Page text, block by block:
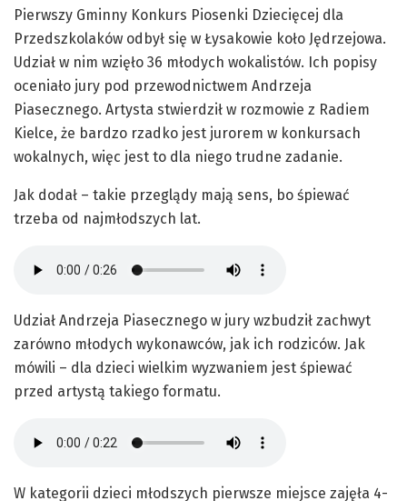
Pierwszy Gminny Konkurs Piosenki Dziecięcej dla
Przedszkolaków odbył się w Łysakowie koło Jędrzejowa.
Udział w nim wzięło 36 młodych wokalistów. Ich popisy
oceniało jury pod przewodnictwem Andrzeja
Piasecznego. Artysta stwierdził w rozmowie z Radiem
Kielce, że bardzo rzadko jest jurorem w konkursach
wokalnych, więc jest to dla niego trudne zadanie.
Jak dodał – takie przeglądy mają sens, bo śpiewać
trzeba od najmłodszych lat.
Udział Andrzeja Piasecznego w jury wzbudził zachwyt
zarówno młodych wykonawców, jak ich rodziców. Jak
mówili – dla dzieci wielkim wyzwaniem jest śpiewać
przed artystą takiego formatu.
W kategorii dzieci młodszych pierwsze miejsce zajęła 4-